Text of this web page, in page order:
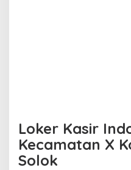
Loker Kasir
Kecamatan X
Solok